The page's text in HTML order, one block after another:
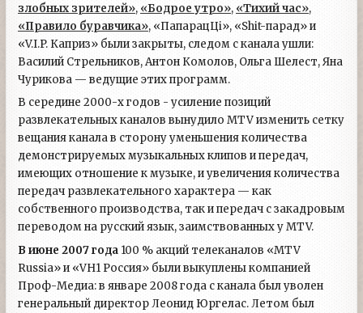
злобных зрителей», «Бодрое утро», «Тихий час»,
«Правило буравчика», «ПапарацЦі», «Shit-парад» и
«V.I.P. Каприз» были закрыты, следом с канала ушли:
Василий Стрельников, Антон Комолов, Ольга Шелест, Яна
Чурикова — ведущие этих программ.
В середине 2000-х годов - усиление позиций
развлекательных каналов вынудило MTV изменить сетку
вещания канала в сторону уменьшения количества
демонстрируемых музыкальных клипов и передач,
имеющих отношение к музыке, и увеличения количества
передач развлекательного характера — как
собственного производства, так и передач с закадровым
переводом на русский язык, заимствованных у MTV.
В июне 2007 года 100 % акций телеканалов «MTV
Russia» и «VH1 Россия» были выкуплены компанией
Проф-Медиа: в январе 2008 года с канала был уволен
генеральный директор Леонид Юргелас. Летом был